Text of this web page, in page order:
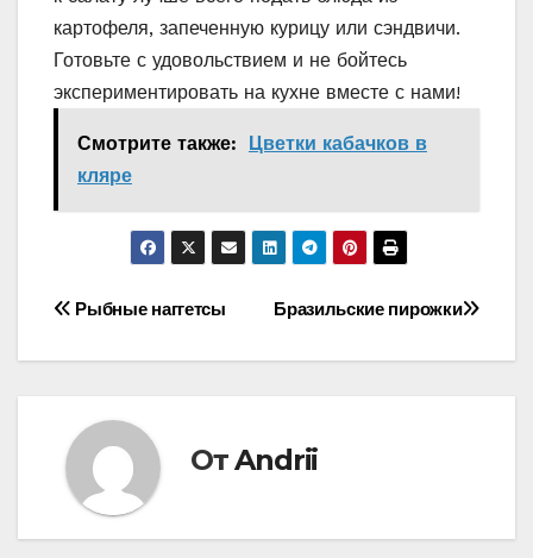
картофеля, запеченную курицу или сэндвичи.
Готовьте с удовольствием и не бойтесь
экспериментировать на кухне вместе с нами!
Смотрите также:
Цветки кабачков в
кляре
Навигация
по
записям
Бразильские пирожки
Рыбные наггетсы
ОтAndrii